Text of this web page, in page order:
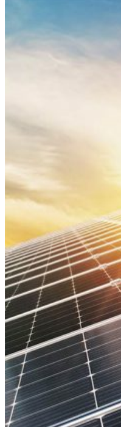
Villar Mir
140 millones
Huesca